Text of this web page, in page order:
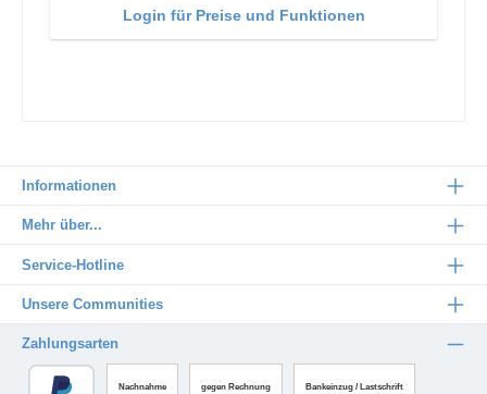
Login für Preise und Funktionen
Informationen
Mehr über...
Service-Hotline
Unsere Communities
Zahlungsarten
Nachnahme gegen Rechnung Bankeinzug / Lastschrift